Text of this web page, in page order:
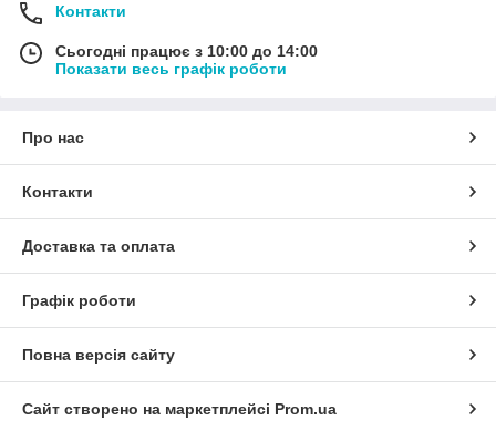
Контакти
Сьогодні працює з 10:00 до 14:00
Показати весь графік роботи
Про нас
Контакти
Доставка та оплата
Графік роботи
Повна версія сайту
Сайт створено на маркетплейсі Prom.ua